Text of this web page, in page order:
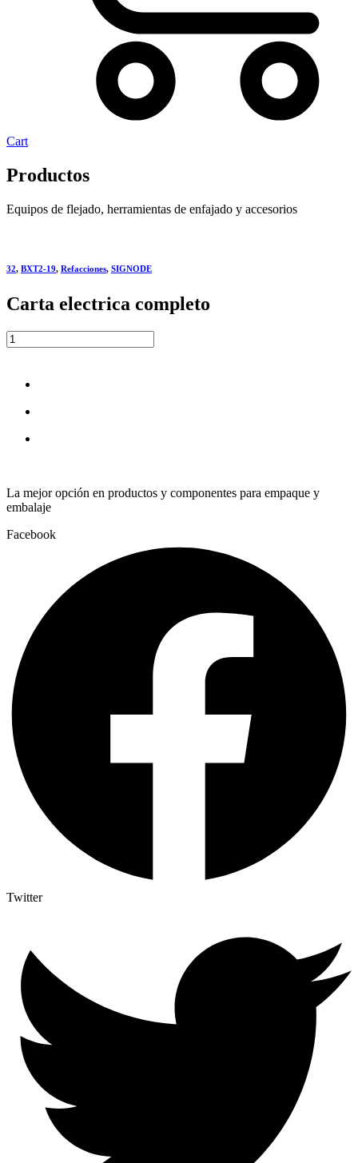
Cart
Productos
Equipos de flejado, herramientas de enfajado y accesorios
32, BXT2-19, Refacciones, SIGNODE
Carta electrica completo
Carta
electrica
quantity
La mejor opción en productos y componentes para empaque y
embalaje
Facebook
Twitter